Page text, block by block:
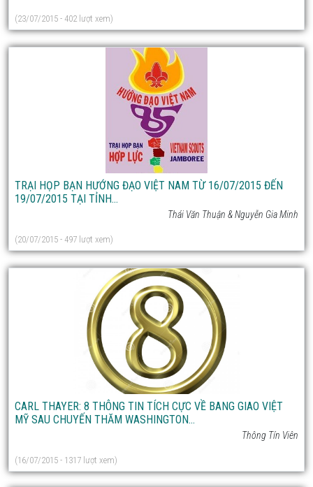
(23/07/2015 - 402 lượt xem)
TRẠI HỌP BẠN HƯỚNG ĐẠO VIỆT NAM TỪ 16/07/2015 ĐẾN
19/07/2015 TẠI TỈNH...
Thái Văn Thuận & Nguyễn Gia Minh
(20/07/2015 - 497 lượt xem)
CARL THAYER: 8 THÔNG TIN TÍCH CỰC VỀ BANG GIAO VIỆT
MỸ SAU CHUYẾN THĂM WASHINGTON...
Thông Tín Viên
(16/07/2015 - 1317 lượt xem)